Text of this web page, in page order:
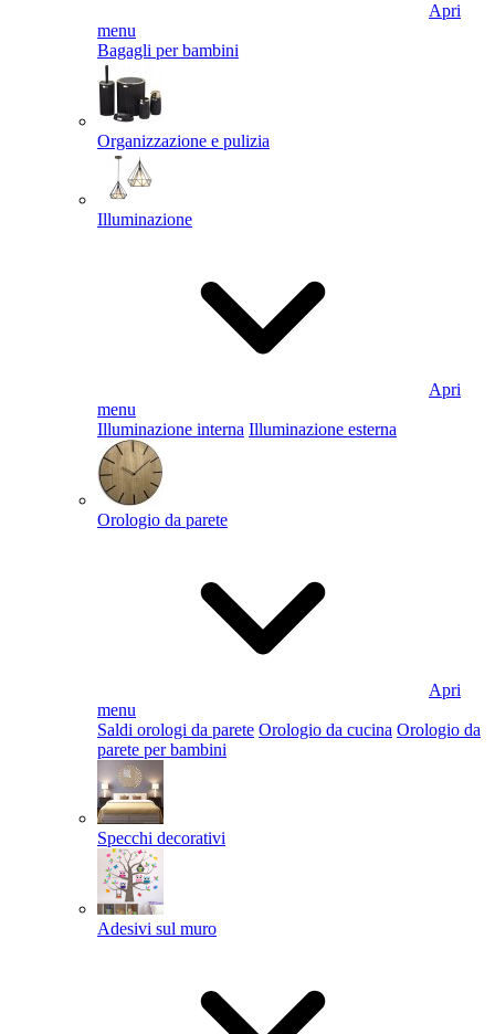
Apri
menu
Bagagli per bambini
Organizzazione e pulizia
Illuminazione
Apri
menu
Illuminazione interna Illuminazione esterna
Orologio da parete
Apri
menu
Saldi orologi da parete Orologio da cucina Orologio da
parete per bambini
Specchi decorativi
Adesivi sul muro